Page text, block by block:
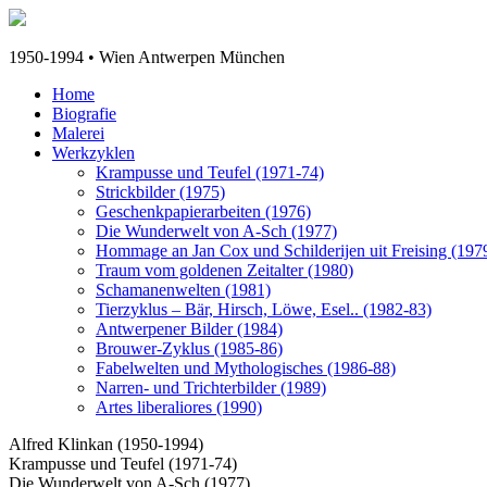
1950-1994 • Wien Antwerpen München
Home
Biografie
Malerei
Werkzyklen
Krampusse und Teufel (1971-74)
Strickbilder (1975)
Geschenkpapierarbeiten (1976)
Die Wunderwelt von A-Sch (1977)
Hommage an Jan Cox und Schilderijen uit Freising
Traum vom goldenen Zeitalter (1980)
Schamanenwelten (1981)
Tierzyklus – Bär, Hirsch, Löwe, Esel.. (1982-83)
Antwerpener Bilder (1984)
Brouwer-Zyklus (1985-86)
Fabelwelten und Mythologisches (1986-88)
Narren- und Trichterbilder (1989)
Artes liberaliores (1990)
Alfred Klinkan (1950-1994)
Krampusse und Teufel (1971-74)
Die Wunderwelt von A-Sch (1977)